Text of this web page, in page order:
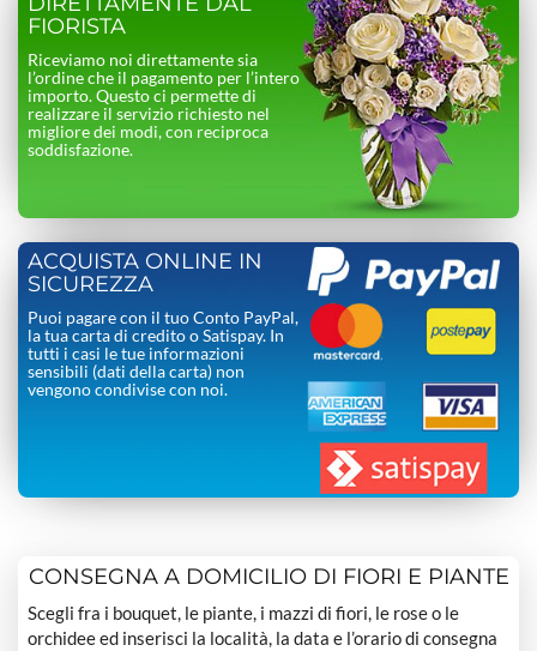
FIORISTA
Riceviamo noi direttamente sia
l’ordine che il pagamento per l’intero
importo. Questo ci permette di
realizzare il servizio richiesto nel
migliore dei modi, con reciproca
soddisfazione.
ACQUISTA ONLINE IN
SICUREZZA
Puoi pagare con il tuo Conto PayPal,
la tua carta di credito o Satispay. In
tutti i casi le tue informazioni
sensibili (dati della carta) non
vengono condivise con noi.
CONSEGNA A DOMICILIO DI FIORI E PIANTE
Scegli fra i bouquet, le piante, i mazzi di fiori, le rose o le
orchidee ed inserisci la località, la data e l’orario di consegna